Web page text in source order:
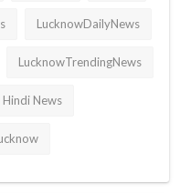
LucknowDailyNews
LucknowTrendingNews
Hindi News